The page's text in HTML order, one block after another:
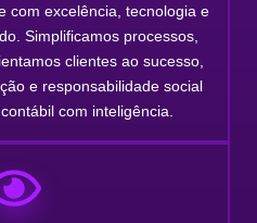
com excelência, tecnologia e
Simplificamos processos,
clientes ao sucesso,
e responsabilidade social
com inteligência.